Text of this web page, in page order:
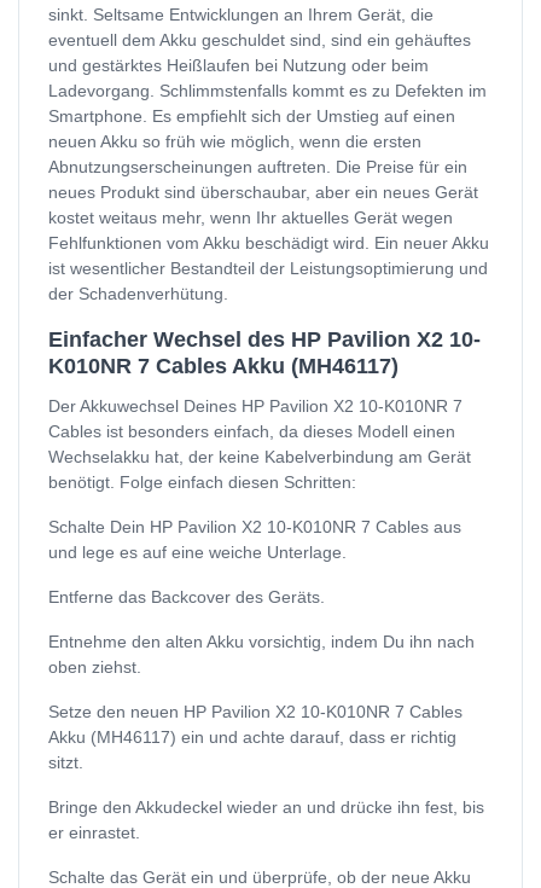
sinkt. Seltsame Entwicklungen an Ihrem Gerät, die
eventuell dem Akku geschuldet sind, sind ein gehäuftes
und gestärktes Heißlaufen bei Nutzung oder beim
Ladevorgang. Schlimmstenfalls kommt es zu Defekten im
Smartphone. Es empfiehlt sich der Umstieg auf einen
neuen Akku so früh wie möglich, wenn die ersten
Abnutzungserscheinungen auftreten. Die Preise für ein
neues Produkt sind überschaubar, aber ein neues Gerät
kostet weitaus mehr, wenn Ihr aktuelles Gerät wegen
Fehlfunktionen vom Akku beschädigt wird. Ein neuer Akku
ist wesentlicher Bestandteil der Leistungsoptimierung und
der Schadenverhütung.
Einfacher Wechsel des HP Pavilion X2 10-
K010NR 7 Cables Akku (MH46117)
Der Akkuwechsel Deines HP Pavilion X2 10-K010NR 7
Cables ist besonders einfach, da dieses Modell einen
Wechselakku hat, der keine Kabelverbindung am Gerät
benötigt. Folge einfach diesen Schritten:
Schalte Dein HP Pavilion X2 10-K010NR 7 Cables aus
und lege es auf eine weiche Unterlage.
Entferne das Backcover des Geräts.
Entnehme den alten Akku vorsichtig, indem Du ihn nach
oben ziehst.
Setze den neuen HP Pavilion X2 10-K010NR 7 Cables
Akku (MH46117) ein und achte darauf, dass er richtig
sitzt.
Bringe den Akkudeckel wieder an und drücke ihn fest, bis
er einrastet.
Schalte das Gerät ein und überprüfe, ob der neue Akku